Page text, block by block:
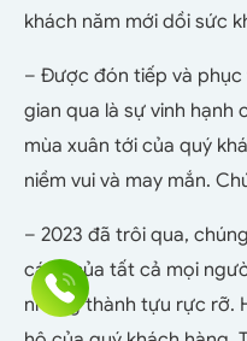
khách năm mới dồi sức
– Được đón tiếp và
gian qua là sự vinh hạnh
mùa xuân tới của quý
niềm vui và may mắn.
– 2023 đã trôi qua,
cánh của tất cả mọi
những thành tựu rực rỡ.